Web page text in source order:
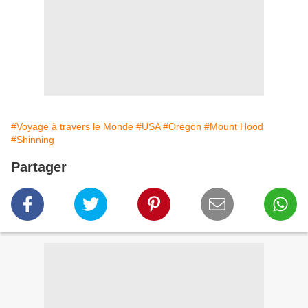
#Voyage à travers le Monde #USA #Oregon #Mount Hood
#Shinning
Partager